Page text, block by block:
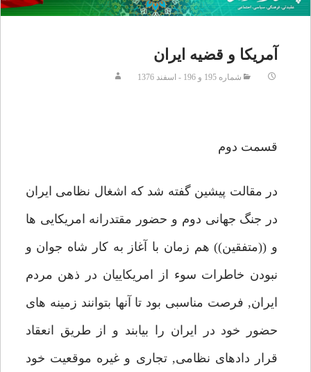
آمريكا و قضيه ايران
شماره 195 و 196 - اسفند 1376
قسمت دوم
در مقالت پيشين گفته شد كه اشغال نظامى ايران
در جنگ جهانى دوم و حضور مقتدرانه امريكايى ها
و ((متفقين)) هم زمان با آغاز به كار شاه جوان و
نبودن خاطرات سوء از امريكاييان در ذهن مردم
ايران, فرصت مناسبى بود تا آنها بتوانند زمينه هاى
حضور خود در ايران را بيابند و از طريق انعقاد
قرار دادهاى نظامى, تجارى و غيره موقعيت خود